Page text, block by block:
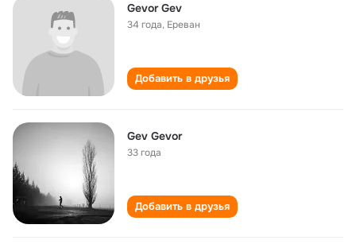
Gevor Gev
34 года, Ереван
Добавить в друзья
Gev Gevor
33 года
Добавить в друзья